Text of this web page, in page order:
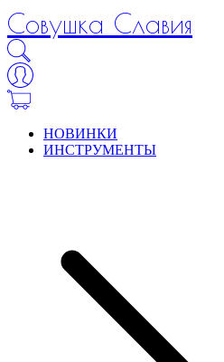
Совушка Славия
НОВИНКИ
ИНСТРУМЕНТЫ